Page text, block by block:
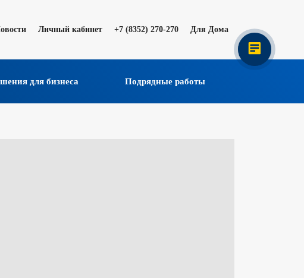
Личный кабинет +7 (8352) 270-270 Для Дома
для бизнеса Подрядные работы